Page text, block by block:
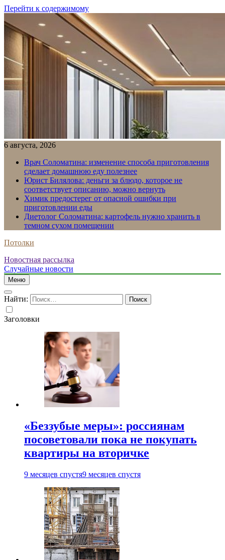
Перейти к содержимому
6 августа, 2026
Врач Соломатина: изменение способа приготовления
сделает домашнюю еду полезнее
Юрист Билялова: деньги за блюдо, которое не
соответствует описанию, можно вернуть
Химик предостерег от опасной ошибки при
приготовлении еды
Диетолог Соломатина: картофель нужно хранить в
темном сухом помещении
Потолки
Новостная рассылка
Случайные новости
Меню
Найти:
Заголовки
«Беззубые меры»: россиянам
посоветовали пока не покупать
квартиры на вторичке
9 месяцев спустя9 месяцев спустя